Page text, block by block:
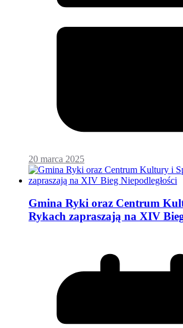
20 marca 2025
Gmina Ryki oraz Centrum
Rykach zapraszają na XIV